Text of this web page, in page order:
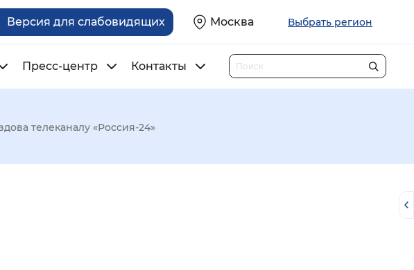
Версия для слабовидящих Москва Выбрать регион
Пресс-центр Контакты
телеканалу «Россия-24»